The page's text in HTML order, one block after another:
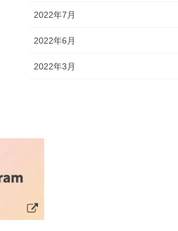
2022年7月
2022年6月
2022年3月